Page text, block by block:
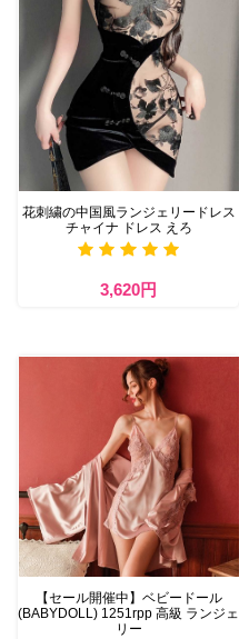
花刺繍の中国風ランジェリードレス
チャイナ ドレス えろ
3,620円
【セール開催中】ベビードール
(BABYDOLL) 1251rpp 高級 ランジェ
リー